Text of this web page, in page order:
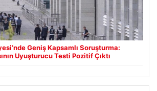
Geniş Kapsamlı Soruşturma:
Uyuşturucu Testi Pozitif Çıktı